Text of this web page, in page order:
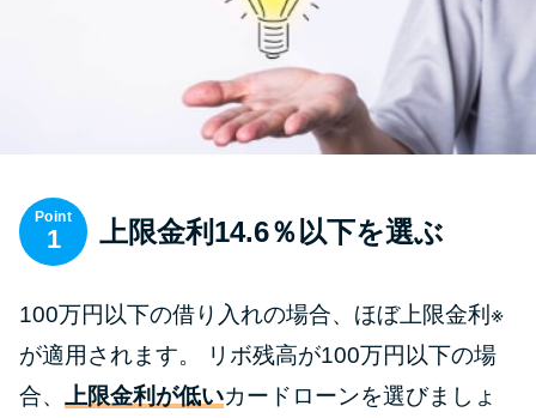
Point
1 上限金利14.6％以下を選ぶ
100万円以下の借り入れの場合、ほぼ上限金利※
が適用されます。 リボ残高が100万円以下の場
合、 上限金利が低いカードローンを選びましょ